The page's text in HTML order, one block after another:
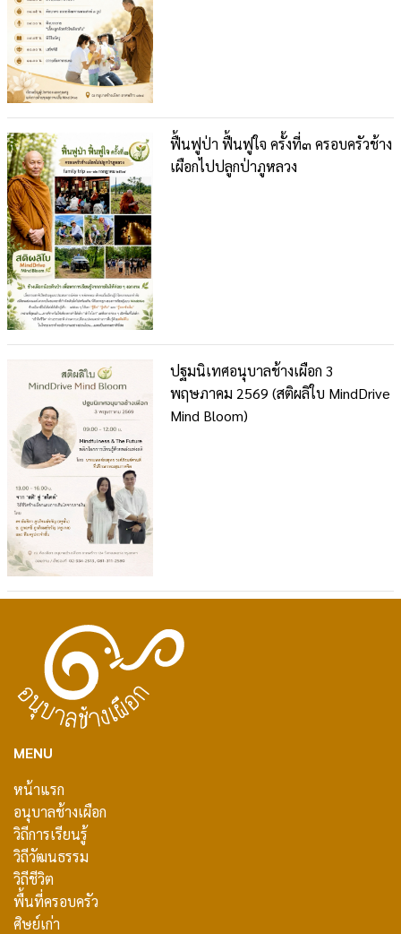
ฟื้นฟูป่า ฟื้นฟูใจ ครั้งที่๓ ครอบครัวช้าง
เผือกไปปลูกป่าภูหลวง
ปฐมนิเทศอนุบาลช้างเผือก 3
พฤษภาคม 2569 (สติผลิใบ MindDrive
Mind Bloom)
MENU
หน้าแรก
อนุบาลช้างเผือก
วิถีการเรียนรู้
วิถีวัฒนธรรม
วิถีชีวิต
พื้นที่ครอบครัว
ศิษย์เก่า